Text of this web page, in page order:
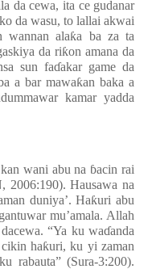
da cewa, ita ce gudanar
da wasu, to lallai akwai
wannan alaƙa ba za ta
da riƙon amana da
sun faɗakar game da
a bar mawaƙan baka a
kamar yadda
wani abu na ɓacin rai
2006:190). Hausawa na
duniya’. Haƙuri abu
mu’amala. Allah
“Ya ku waɗanda
haƙuri, ku yi zaman
rabauta” (Sura-3:200).